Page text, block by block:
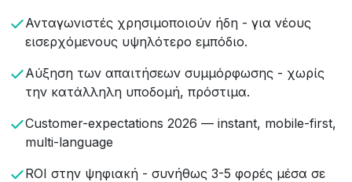
Ανταγωνιστές χρησιμοποιούν ήδη - για νέους
εισερχόμενους υψηλότερο εμπόδιο.
Αύξηση των απαιτήσεων συμμόρφωσης - χωρίς
την κατάλληλη υποδομή, πρόστιμα.
Customer-expectations 2026 — instant, mobile-first,
multi-language
ROI στην ψηφιακή - συνήθως 3-5 φορές μέσα σε